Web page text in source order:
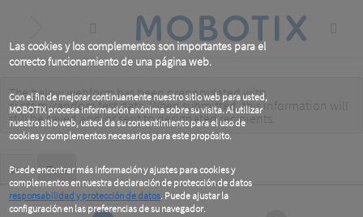
Las cookies y los complementos son importantes para el
correcto funcionamiento de una página web.
Con el fin de mejorar continuamente nuestro sitio web para usted,
MOBOTIX procesa información anónima sobre su visita. Al utilizar
nuestro sitio web, usted da su consentimiento para el uso de
cookies y complementos necesarios para este propósito.
Puede encontrar más información y ajustes para cookies y
complementos en nuestra declaración de protección de datos
responsabilidad y protección de datos. Puede ajustar la
configuración en las preferencias de su navegador.
content
Warning
message
The below webform has been prepopulated with
custom/random test data. When submitted, this information will
still be savedand/orsent to designated recipients
Primary
tabs
Ver Test(active
tab)